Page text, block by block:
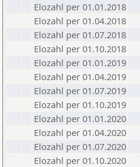
Elozahl per 01.01.2018
Elozahl per 01.04.2018
Elozahl per 01.07.2018
Elozahl per 01.10.2018
Elozahl per 01.01.2019
Elozahl per 01.04.2019
Elozahl per 01.07.2019
Elozahl per 01.10.2019
Elozahl per 01.01.2020
Elozahl per 01.04.2020
Elozahl per 01.07.2020
Elozahl per 01.10.2020